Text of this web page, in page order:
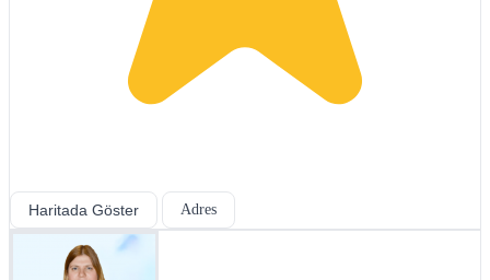
Haritada Göster Adres